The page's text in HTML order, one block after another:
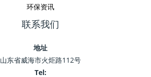
环保资讯
联系我们
地址
山东省威海市火炬路112号
Tel: